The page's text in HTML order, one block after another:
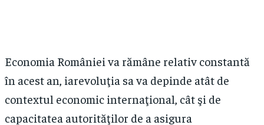
Economia României va rămâne relativ constantă
în acest an, iarevoluţia sa va depinde atât de
contextul economic internaţional, cât şi de
capacitatea autorităţilor de a asigura